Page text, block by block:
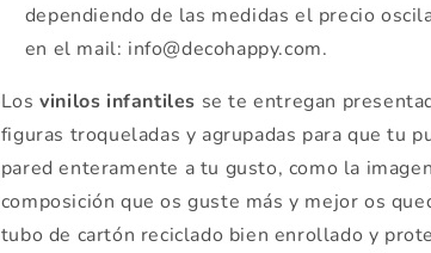
dependiendo de las medidas el precio
en el mail: info@decohappy.com.
Losvinilos infantiles se te entregan
figuras troqueladas y agrupadas para que tu
pared enteramente a tu gusto, como la
composición que os guste más y mejor os
tubo de cartón reciclado bien enrollado y